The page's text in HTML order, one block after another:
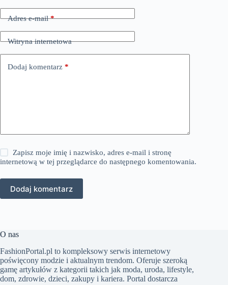
Adres e-mail*
Witryna internetowa
Dodaj komentarz *
Zapisz moje imię i nazwisko, adres e-mail i stronę
internetową w tej przeglądarce do następnego komentowania.
Dodaj komentarz
O nas
FashionPortal.pl to kompleksowy serwis internetowy
poświęcony modzie i aktualnym trendom. Oferuje szeroką
gamę artykułów z kategorii takich jak moda, uroda, lifestyle,
dom, zdrowie, dzieci, zakupy i kariera. Portal dostarcza